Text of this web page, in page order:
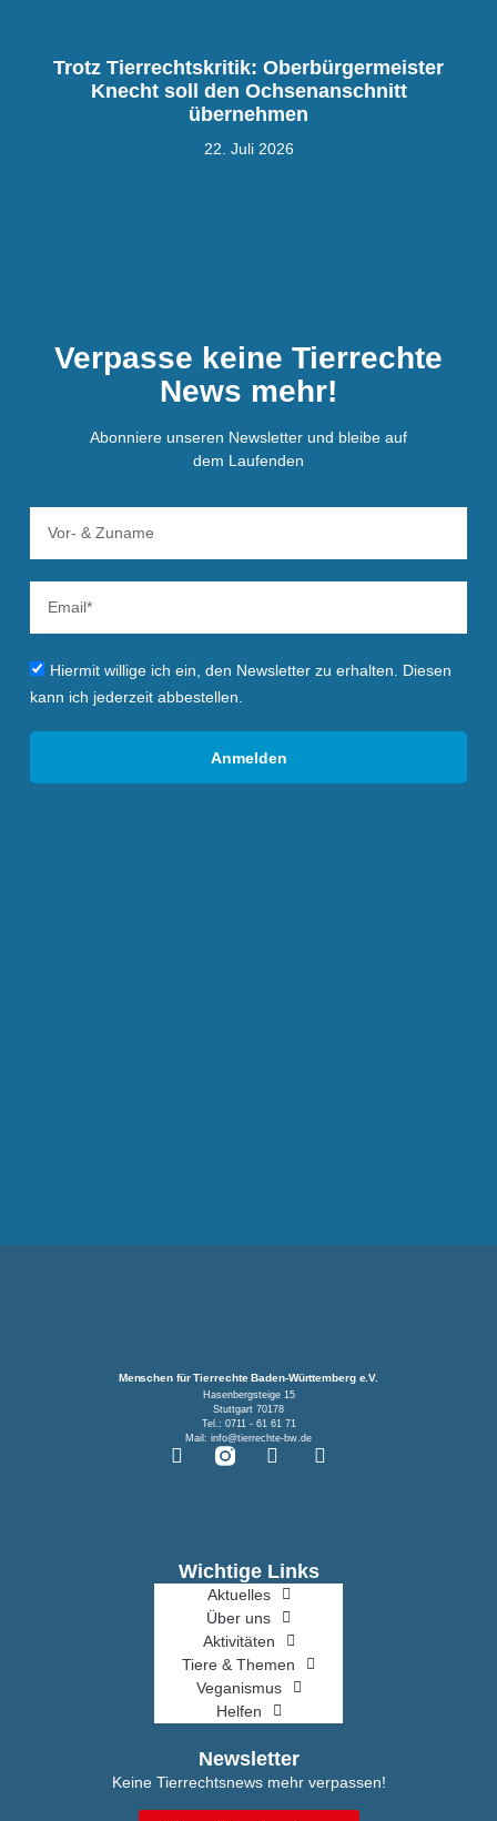
Trotz Tierrechtskritik: Oberbürgermeister
Knecht soll den Ochsenanschnitt
übernehmen
22. Juli 2026
Verpasse keine Tierrechte
News mehr!
Abonniere unseren Newsletter und bleibe auf
dem Laufenden
Hiermit willige ich ein, den Newsletter zu erhalten. Diesen
kann ich jederzeit abbestellen.
Anmelden
Menschen für Tierrechte Baden-Württemberg e.V.
Hasenbergsteige 15
Stuttgart 70178
Tel.: 0711 - 61 61 71
Mail: info@tierrechte-bw.de
Wichtige Links
Aktuelles
Über uns
Aktivitäten
Tiere & Themen
Veganismus
Helfen
Newsletter
Keine Tierrechtsnews mehr verpassen!